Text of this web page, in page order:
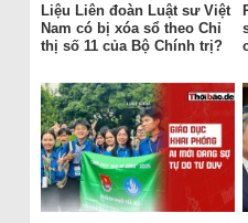
Liệu Liên đoàn Luật sư Việt
Nam có bị xóa sổ theo Chỉ
thị số 11 của Bộ Chính trị?